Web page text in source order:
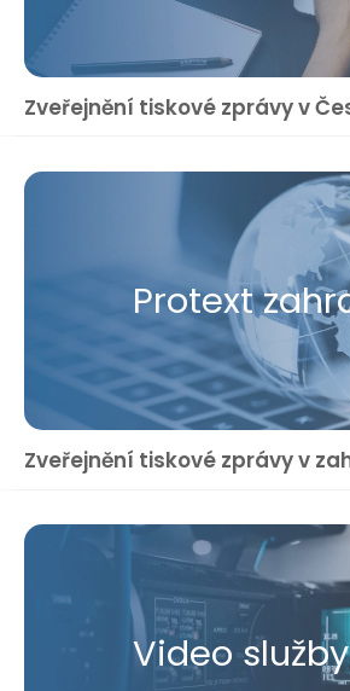
Zveřejnění tiskové zprávy v
Protext
Zveřejnění tiskové zprávy v
Video služby